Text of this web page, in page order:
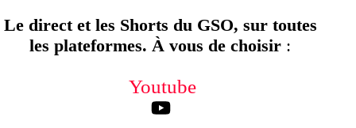
Le direct et les Shorts du GSO, sur toutes
les plateformes. À vous de choisir :
Youtube